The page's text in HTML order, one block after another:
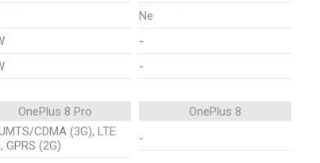
Ne
-
-
OnePlus 8 Pro
OnePlus 8
CDMA (3G), LTE
GPRS (2G)
-